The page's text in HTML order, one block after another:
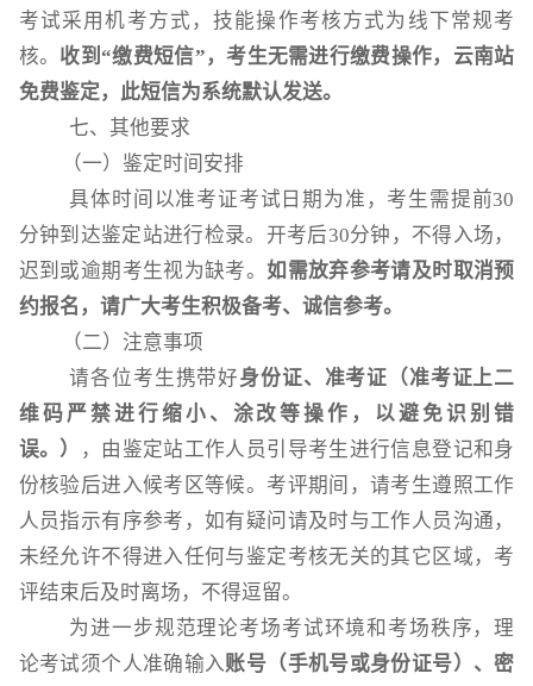
考试采用机考方式，技能操作考核方式为线下常规考
核。 收到 “缴费短信”，考生无需进行缴费操作，云南站
免费鉴定，此短信为系统默认发送。
七、 其他要求
（一）鉴定时间安排
具体时间以准考证考试日期为准，考生需提前30
分钟到达鉴定站进行检录。开考后30分钟，不得入场，
迟到或逾期考生视为缺考。如需放弃参考请及时取消预
约报名 ， 请广大考生积极备考、诚信参考。
（二）注意事项
请各位考生携带好身份证、准考证 （准考证上二
维码严禁进行缩小、涂改等操作，以避免识别错
误。）
，由鉴定站工作人员引导考生进行信息登记和身
份核验后进入候考区等候。考评期间，请考生遵照工作
人员指示有序参考，如有疑问请及时与工作人员沟通，
未经允许不得进入任何与鉴定考核无关的其它区域，考
评结束后及时离场，不得逗留。
为进一步规范理论考场考试环境和考场秩序，理
论考试须个人准确输入账号（手机号或身份证号）、密